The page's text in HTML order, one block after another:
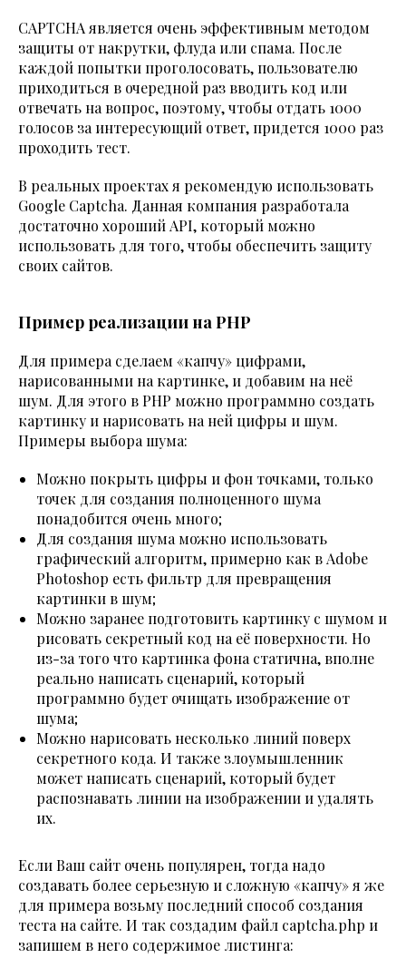
CAPTCHA является очень эффективным методом
защиты от накрутки, флуда или спама. После
каждой попытки проголосовать, пользователю
приходиться в очередной раз вводить код или
отвечать на вопрос, поэтому, чтобы отдать 1000
голосов за интересующий ответ, придется 1000 раз
проходить тест.
В реальных проектах я рекомендую использовать
Google Captcha. Данная компания разработала
достаточно хороший API, который можно
использовать для того, чтобы обеспечить защиту
своих сайтов.
Пример реализации на PHP
Для примера сделаем «капчу» цифрами,
нарисованными на картинке, и добавим на неё
шум. Для этого в PHP можно программно создать
картинку и нарисовать на ней цифры и шум.
Примеры выбора шума:
Можно покрыть цифры и фон точками, только
точек для создания полноценного шума
понадобится очень много;
Для создания шума можно использовать
графический алгоритм, примерно как в Adobe
Photoshop есть фильтр для превращения
картинки в шум;
Можно заранее подготовить картинку с шумом и
рисовать секретный код на её поверхности. Но
из-за того что картинка фона статична, вполне
реально написать сценарий, который
программно будет очищать изображение от
шума;
Можно нарисовать несколько линий поверх
секретного кода. И также злоумышленник
может написать сценарий, который будет
распознавать линии на изображении и удалять
их.
Если Ваш сайт очень популярен, тогда надо
создавать более серьезную и сложную «капчу» я же
для примера возьму последний способ создания
теста на сайте. И так создадим файл captcha.php и
запишем в него содержимое листинга: